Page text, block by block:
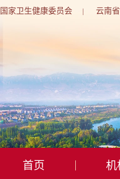
国家卫生健康委员会 云南
首页 机